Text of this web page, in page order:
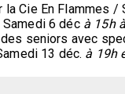
la Cie En Flammes
6 décà 15h
seniors avec
13 déc. à 19h